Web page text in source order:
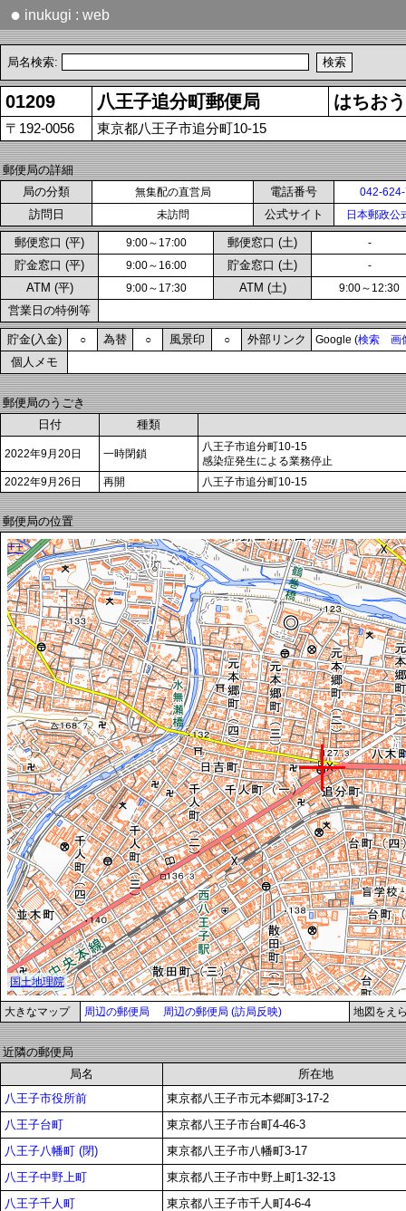
● inukugi : web
局名検索:
01209 八王子追分町郵便局 はちお
〒192-0056 東京都八王子市追分町10-15
郵便局の詳細
局の分類
無集配の直営局 電話番号 042-
訪問日 未訪問 公式サイト 日本郵政公
郵便窓口 (平) 9:00～17:00 郵便窓口 (土) -
貯金窓口 (平) 9:00～16:00 貯金窓口 (土) -
ATM (平) 9:00～17:30 ATM (土) 9:00～12:30
営業日の特例等
貯金(入金) ○ 為替 ○ 風景印 ○ 外部リンク Google (検索 画
個人メモ
郵便局のうごき
日付
種類
2022年9月20日 一時閉鎖
八王子市追分町10-15
感染症発生による業務停止
2022年9月26日
再開 八王子市追分町10-15
郵便局の位置
大きなマップ 周辺の郵便局 周辺の郵便局 (訪局反映) 地図をえ
近隣の郵便局
局名
所在地
八王子市役所前
東京都八王子市元本郷町3-17-2
八王子台町
東京都八王子市台町4-46-3
八王子八幡町 (閉)
東京都八王子市八幡町3-17
八王子中野上町
東京都八王子市中野上町1-32-13
八王子千人町
東京都八王子市千人町4-6-4